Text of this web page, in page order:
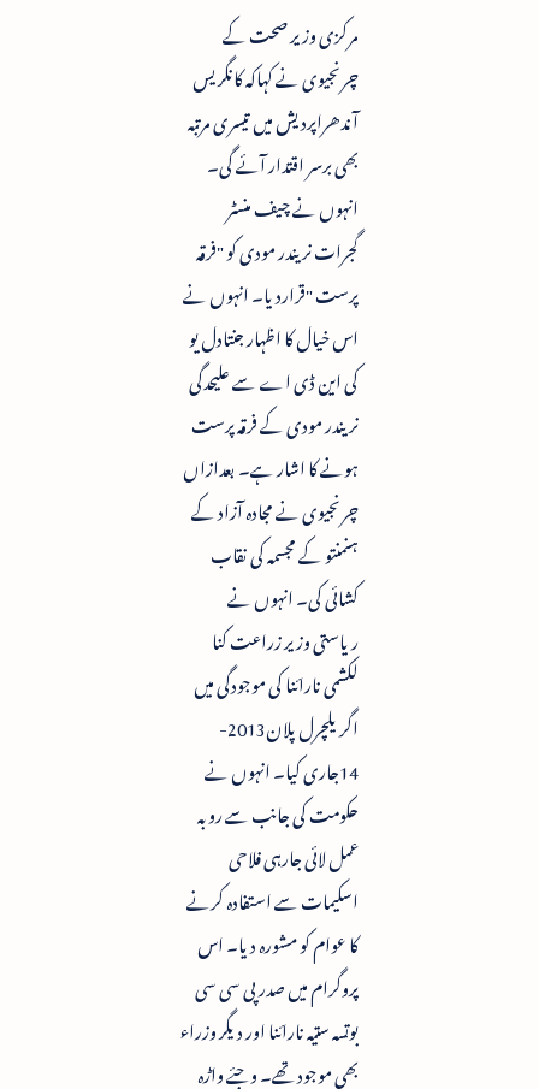
مرکزی وزیر صحت کے
چرنجیوی نے کہاکہ کانگریس
آندھراپردیش میں تیسری مرتبہ
بھی برسر اقتدار آئے گی۔
انہوں نے چیف منسٹر
گجرات نریندر مودی کو "فرقہ
پرست "قراردیا۔ انہوں نے
اس خیال کا اظہار جنتادل یو
کی این ڈی اے سے علیحدگی
نریندر مودی کے فرقہ پرست
ہونے کا اشار ہے۔ بعدازاں
چرنجیوی نے مجادہ آزاد کے
ہنمنتو کے مجسمہ کی نقاب
کشائی کی۔ انہوں نے
ریاستی وزیر زراعت کنا
لکشمی نارائنا کی موجودگی میں
اگریلچرل پلان2013-
14جاری کیا۔ انہوں نے
حکومت کی جانب سے روبہ
عمل لائی جارہی فلاحی
اسکیمات سے استفادہ کرنے
کا عوام کو مشورہ دیا۔ اس
پروگرام میں صدر پی سی سی
بوتسہ ستیہ نارائنا اور دیگر وزراء
بھی موجود تھے۔ وجئے واڑہ